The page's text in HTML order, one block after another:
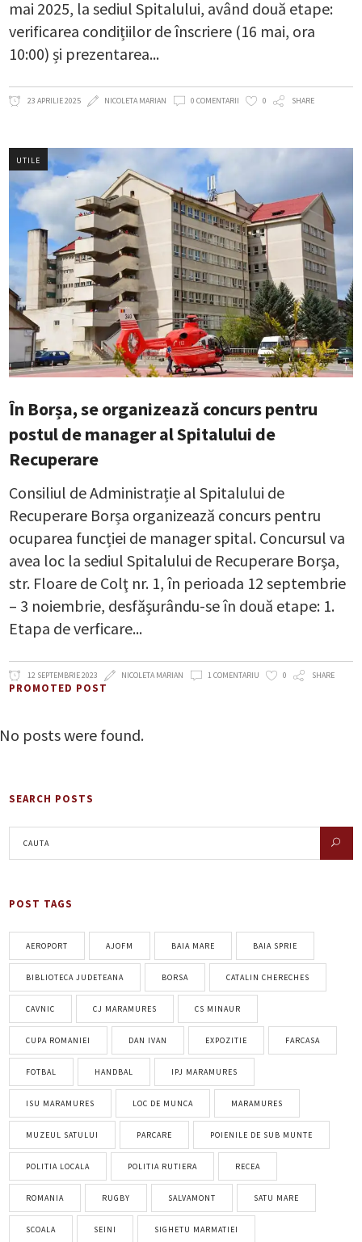
mai 2025, la sediul Spitalului, având două etape:
verificarea condițiilor de înscriere (16 mai, ora
10:00) și prezentarea
23 APRILIE 2025 NICOLETA MARIAN 0 COMENTARII 0 SHARE
UTILE
În Borșa, se organizează concurs pentru
postul de manager al Spitalului de
Recuperare
Consiliul de Administrație al Spitalului de
Recuperare Borșa organizează concurs pentru
ocuparea funcției de manager spital. Concursul va
avea loc la sediul Spitalului de Recuperare Borşa,
str. Floare de Colţ nr. 1, în perioada 12 septembrie
– 3 noiembrie, desfăşurându-se în două etape: 1.
Etapa de verficare
12 SEPTEMBRIE 2023 NICOLETA MARIAN 1 COMENTARIU 0 SHARE
PROMOTED POST
No posts were found.
SEARCH POSTS
POST TAGS
AEROPORT AJOFM BAIA MARE BAIA SPRIE
BIBLIOTECA JUDETEANA BORSA CATALIN CHERECHES
CAVNIC CJ MARAMURES CS MINAUR
CUPA ROMANIEI DAN IVAN EXPOZITIE FARCASA
FOTBAL HANDBAL IPJ MARAMURES
ISU MARAMURES LOC DE MUNCA MARAMURES
MUZEUL SATULUI PARCARE POIENILE DE SUB MUNTE
POLITIA LOCALA POLITIA RUTIERA RECEA
ROMANIA RUGBY SALVAMONT SATU MARE
SCOALA SEINI SIGHETU MARMATIEI